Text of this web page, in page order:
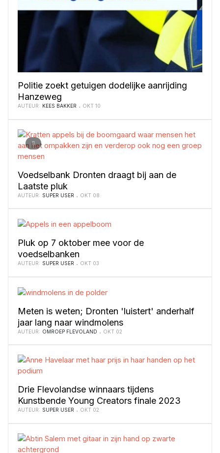
Politie zoekt getuigen dodelijke aanrijding
Hanzeweg
AUTEUR: KEES BAKKER OKT 10
Voedselbank Dronten draagt bij aan de
Laatste pluk
AUTEUR: SUPER USER OKT 08
Pluk op 7 oktober mee voor de
voedselbanken
AUTEUR: SUPER USER OKT 03
Meten is weten; Dronten 'luistert' anderhalf
jaar lang naar windmolens
AUTEUR: OMROEP FLEVOLAND OKT 02
Drie Flevolandse winnaars tijdens
Kunstbende Young Creators finale 2023
AUTEUR: SUPER USER OKT 02